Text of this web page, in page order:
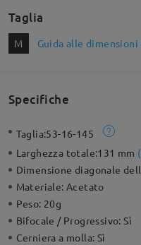
Taglia
M Guida alle
Specifiche
Taglia:53-16-145
Larghezza totale:131 mm (
Dimensione diagonale
Materiale:Acetato
Peso: 20g
Bifocale / Progressivo:Sì
Cerniera a molla: Sì